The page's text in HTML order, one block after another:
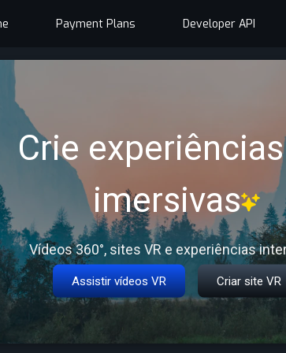
Payment Plans Developer API
Crie
imersivas
Vídeos 360°, sites VR e experiências
Assistir vídeos VR Criar site VR